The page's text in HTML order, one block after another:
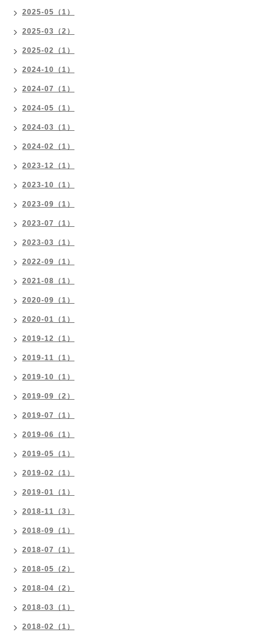
2025-05（1）
2025-03（2）
2025-02（1）
2024-10（1）
2024-07（1）
2024-05（1）
2024-03（1）
2024-02（1）
2023-12（1）
2023-10（1）
2023-09（1）
2023-07（1）
2023-03（1）
2022-09（1）
2021-08（1）
2020-09（1）
2020-01（1）
2019-12（1）
2019-11（1）
2019-10（1）
2019-09（2）
2019-07（1）
2019-06（1）
2019-05（1）
2019-02（1）
2019-01（1）
2018-11（3）
2018-09（1）
2018-07（1）
2018-05（2）
2018-04（2）
2018-03（1）
2018-02（1）